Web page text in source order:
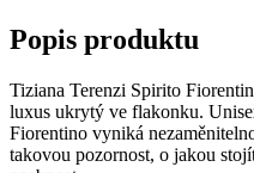
Popis produktu
Tiziana Terenzi Spirito
luxus ukrytý ve flakonku.
Fiorentino vyniká
takovou pozornost, o jakou